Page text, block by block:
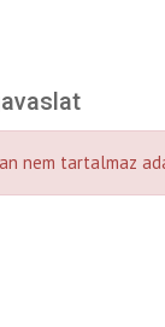
nem tartalmaz